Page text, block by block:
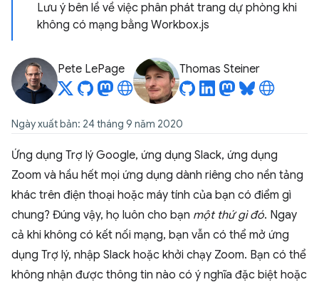
Lưu ý bên lề về việc phân phát trang dự phòng khi
không có mạng bằng Workbox.js
Pete LePage Thomas Steiner
Ngày xuất bản: 24 tháng 9 năm 2020
Ứng dụng Trợ lý Google, ứng dụng Slack, ứng dụng
Zoom và hầu hết mọi ứng dụng dành riêng cho nền tảng
khác trên điện thoại hoặc máy tính của bạn có điểm gì
chung? Đúng vậy, họ luôn cho bạn một thứ gì đó. Ngay
cả khi không có kết nối mạng, bạn vẫn có thể mở ứng
dụng Trợ lý, nhập Slack hoặc khởi chạy Zoom. Bạn có thể
không nhận được thông tin nào có ý nghĩa đặc biệt hoặc